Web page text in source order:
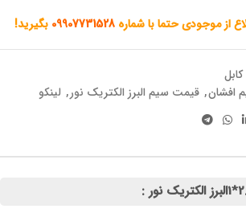
از موجودی حتما با شماره 09907731528 بگیرید!
افشان, قیمت سیم البرز الکتریک نور, لینکو